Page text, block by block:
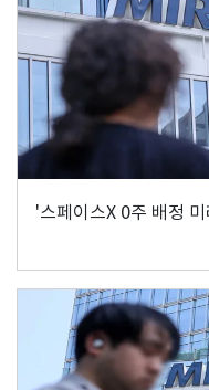
'스페이스X 0주 배정